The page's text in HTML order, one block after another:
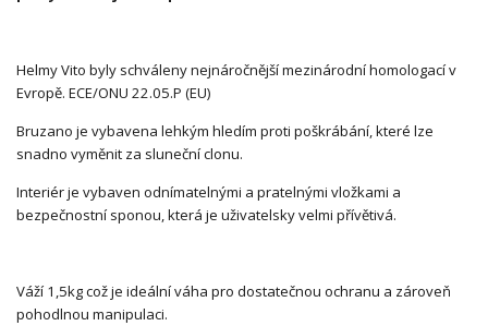
Helmy Vito byly schváleny nejnáročnější mezinárodní homologací v
Evropě. ECE/ONU 22.05.P (EU)
Bruzano je vybavena lehkým hledím proti poškrábání, které lze
snadno vyměnit za sluneční clonu.
Interiér je vybaven odnímatelnými a pratelnými vložkami a
bezpečnostní sponou, která je uživatelsky velmi přívětivá.
Váží 1,5kg což je ideální váha pro dostatečnou ochranu a zároveň
pohodlnou manipulaci.